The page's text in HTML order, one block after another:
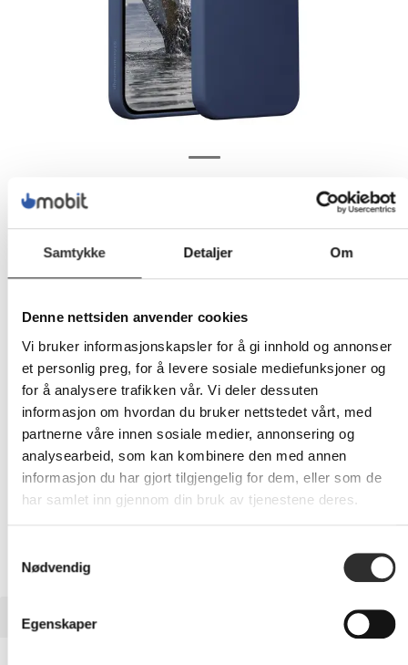
Samtykke Detaljer Om
Denne nettsiden anvender cookies
Vi bruker informasjonskapsler for å gi innhold og annonser
et personlig preg, for å levere sosiale mediefunksjoner og
for å analysere trafikken vår. Vi deler dessuten
informasjon om hvordan du bruker nettstedet vårt, med
partnerne våre innen sosiale medier, annonsering og
analysearbeid, som kan kombinere den med annen
informasjon du har gjort tilgjengelig for dem, eller som de
har samlet inn gjennom din bruk av tjenestene deres.
Nødvendig
Egenskaper
Eks mva
- +
LEGG I HANDLEVOGN
Nettlager: Ikke på lager (estimert 17dager)
BESKRIVELSE
dbramante1928 Monaco - Baksidedeksel